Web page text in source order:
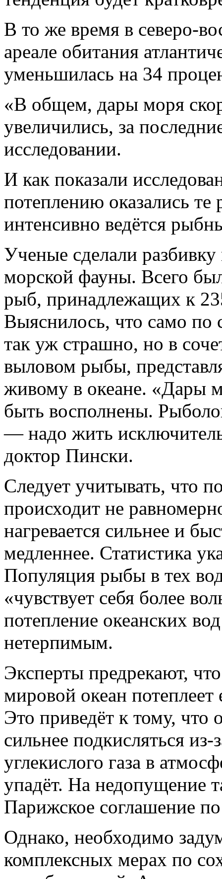
В то же время в северо-
ареале обитания
уменьшилась на 34
«В общем, дары моря
увеличились, за
исследовании.
И как показали
потеплению оказались те
интенсивно ведётся
Ученые сделали
морской фауны. Всего
рыб, принадлежащих к
Выяснилось, что само по
так уж страшно, но в
выловом рыбы,
живому в океане. «Дары
быть восполнены.
— надо жить
доктор Пински.
Следует учитывать, что
происходит не
нагревается сильнее и
медленнее. Статистика
Популяция рыбы в тех
«чувствует себя более
потепление океанских
нетерпимым.
Эксперты предрекают,
мировой океан
Это приведёт к тому, что
сильнее подкисляться
углекислого газа в
упадёт. На недопущение
Парижское соглашение
Однако, необходимо
комплексных мерах по